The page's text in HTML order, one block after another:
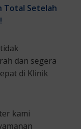
Total Setelah
dan segera
di Klinik
kami